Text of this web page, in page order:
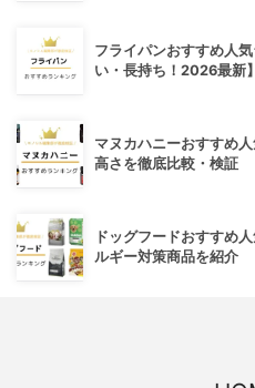
フライパンおすすめ人
い・長持ち！2026最新】
マヌカハニーおすすめ
高さを徹底比較・検証
ドッグフードおすすめ
ルギー対策商品を紹介